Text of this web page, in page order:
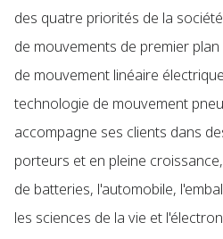
des quatre priorités de la
de mouvements de premier
de mouvement linéaire
technologie de mouvement
accompagne ses clients dans
porteurs et en pleine
de batteries, l'automobile,
les sciences de la vie et